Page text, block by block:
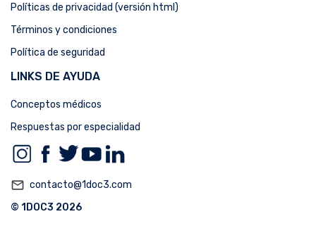
Políticas de privacidad (versión html)
Términos y condiciones
Política de seguridad
LINKS DE AYUDA
Conceptos médicos
Respuestas por especialidad
mail_outline contacto@1doc3.com
© 1DOC3 2026